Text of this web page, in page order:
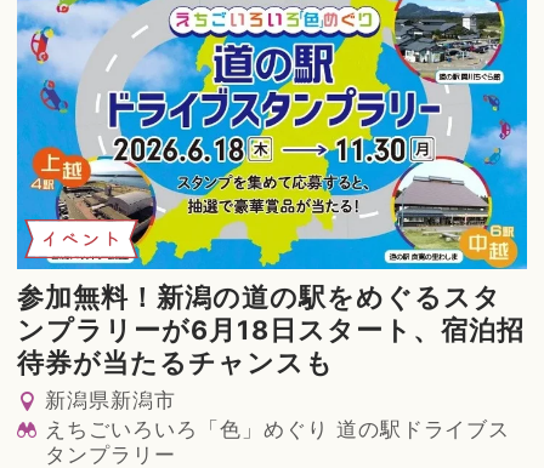
イベント
参加無料！新潟の道の駅をめぐるスタ
ンプラリーが6月18日スタート、宿泊招
待券が当たるチャンスも
新潟県新潟市
えちごいろいろ「色」めぐり 道の駅ドライブス
タンプラリー